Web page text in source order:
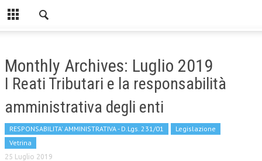
Monthly Archives: Luglio 2019
I Reati Tributari e la responsabilità
amministrativa degli enti
RESPONSABILITA' AMMINISTRATIVA - D.Lgs. 231/01
Legislazione
Vetrina
25 Luglio 2019